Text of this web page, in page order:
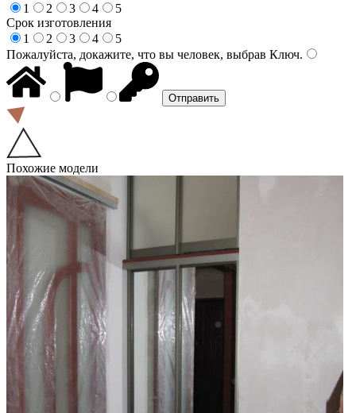
1
2 3 4
5
Срок изготовления
1
2 3 4
5
Пожалуйста, докажите, что вы человек, выбрав Ключ.
Похожие модели